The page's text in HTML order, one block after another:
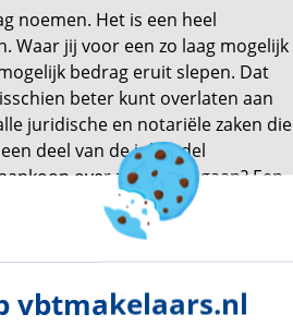
noemen. Het is een heel
Waar jij voor een zo laag mogelijk
bedrag eruit slepen. Dat
beter kunt overlaten aan
juridische en notariële zaken die
deel van de inboedel
over zou willen gaan? Een
betreft een hoop werk
dat alles goed geregeld is
vbtmakelaars.nl